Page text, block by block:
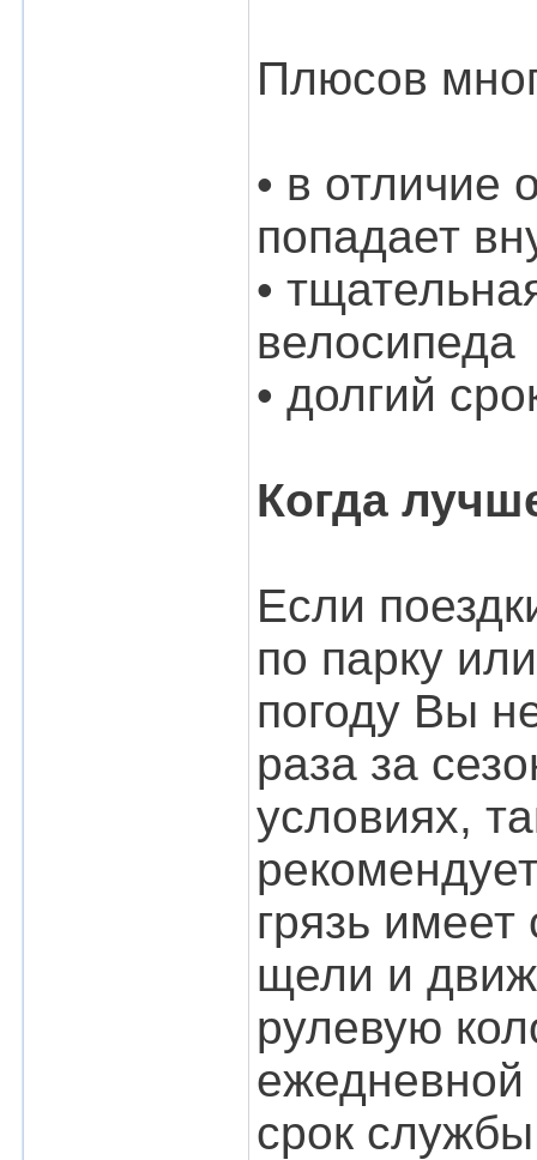
Плюсов
• в отличие
попадает
•
велосипеда
• долгий
Когда
Если
по парку
погоду Вы
раза за
условиях,
грязь
щели и
рулевую
ежедневной
срок